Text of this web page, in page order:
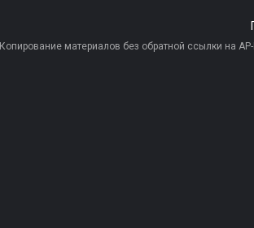
Копирование материалов без обратной ссылки на